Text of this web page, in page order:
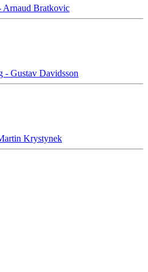
Arnaud Bratkovic
- Gustav Davidsson
Krystynek